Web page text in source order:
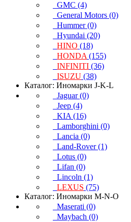
GMC (4)
General Motors (0)
Hummer (0)
Hyundai (20)
HINO (18)
HONDA (155)
INFINITI (36)
ISUZU (38)
Каталог: Иномарки J-K-L
Jaguar (0)
Jeep (4)
KIA (16)
Lamborghini (0)
Lancia (0)
Land-Rover (1)
Lotus (0)
Lifan (0)
Lincoln (1)
LEXUS (75)
Каталог: Иномарки M-N-O
Maserati (0)
Maybach (0)